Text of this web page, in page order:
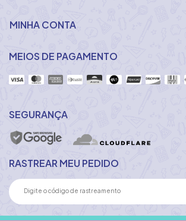
MINHA CONTA
MEIOS DE PAGAMENTO
SEGURANÇA
RASTREAR MEU PEDIDO